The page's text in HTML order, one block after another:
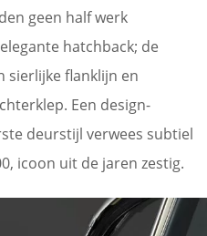
geen half werk
hatchback; de
sierlijke flanklijn en
Een design-
deurstijl verwees subtiel
icoon uit de jaren zestig.